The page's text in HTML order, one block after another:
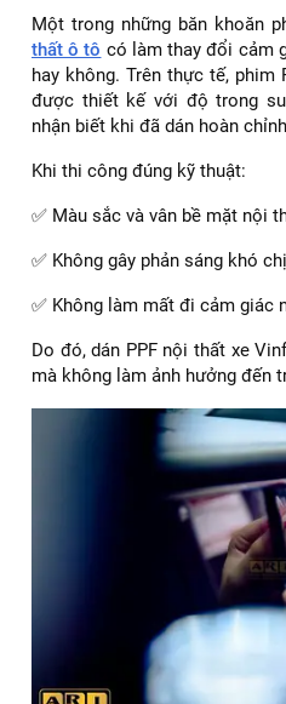
Một trong những băn khoăn
thất ô tô có làm thay đổi cảm
hay không. Trên thực tế,
được thiết kế với độ trong
nhận biết khi đã dán hoàn
Khi thi công đúng kỹ thuật:
✅ Màu sắc và vân bề mặt nội
✅ Không gây phản sáng khó
✅ Không làm mất đi cảm giác
Do đó, dán PPF nội thất xe
mà không làm ảnh hưởng đến